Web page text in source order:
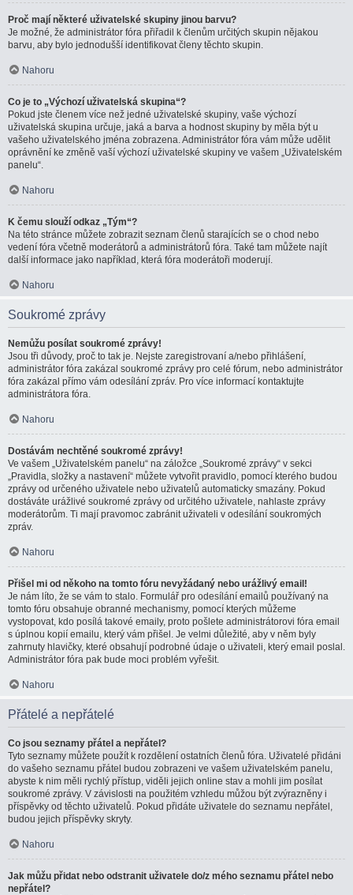
Proč mají některé uživatelské skupiny jinou barvu?
Je možné, že administrátor fóra přiřadil k členům určitých skupin nějakou
barvu, aby bylo jednodušší identifikovat členy těchto skupin.
Nahoru
Co je to „Výchozí uživatelská skupina“?
Pokud jste členem více než jedné uživatelské skupiny, vaše výchozí
uživatelská skupina určuje, jaká a barva a hodnost skupiny by měla být u
vašeho uživatelského jména zobrazena. Administrátor fóra vám může udělit
oprávnění ke změně vaší výchozí uživatelské skupiny ve vašem „Uživatelském
panelu“.
Nahoru
K čemu slouží odkaz „Tým“?
Na této stránce můžete zobrazit seznam členů starajících se o chod nebo
vedení fóra včetně moderátorů a administrátorů fóra. Také tam můžete najít
další informace jako například, která fóra moderátoři moderují.
Nahoru
Soukromé zprávy
Nemůžu posílat soukromé zprávy!
Jsou tři důvody, proč to tak je. Nejste zaregistrovaní a/nebo přihlášení,
administrátor fóra zakázal soukromé zprávy pro celé fórum, nebo administrátor
fóra zakázal přímo vám odesílání zpráv. Pro více informací kontaktujte
administrátora fóra.
Nahoru
Dostávám nechtěné soukromé zprávy!
Ve vašem „Uživatelském panelu“ na záložce „Soukromé zprávy“ v sekci
„Pravidla, složky a nastavení“ můžete vytvořit pravidlo, pomocí kterého budou
zprávy od určeného uživatele nebo uživatelů automaticky smazány. Pokud
dostáváte urážlivé soukromé zprávy od určitého uživatele, nahlaste zprávy
moderátorům. Ti mají pravomoc zabránit uživateli v odesílání soukromých
zpráv.
Nahoru
Přišel mi od někoho na tomto fóru nevyžádaný nebo urážlivý email!
Je nám líto, že se vám to stalo. Formulář pro odesílání emailů používaný na
tomto fóru obsahuje obranné mechanismy, pomocí kterých můžeme
vystopovat, kdo posílá takové emaily, proto pošlete administrátorovi fóra email
s úplnou kopií emailu, který vám přišel. Je velmi důležité, aby v něm byly
zahrnuty hlavičky, které obsahují podrobné údaje o uživateli, který email poslal.
Administrátor fóra pak bude moci problém vyřešit.
Nahoru
Přátelé a nepřátelé
Co jsou seznamy přátel a nepřátel?
Tyto seznamy můžete použít k rozdělení ostatních členů fóra. Uživatelé přidáni
do vašeho seznamu přátel budou zobrazeni ve vašem uživatelském panelu,
abyste k nim měli rychlý přístup, viděli jejich online stav a mohli jim posílat
soukromé zprávy. V závislosti na použitém vzhledu můžou být zvýrazněny i
příspěvky od těchto uživatelů. Pokud přidáte uživatele do seznamu nepřátel,
budou jejich příspěvky skryty.
Nahoru
Jak můžu přidat nebo odstranit uživatele do/z mého seznamu přátel nebo
nepřátel?